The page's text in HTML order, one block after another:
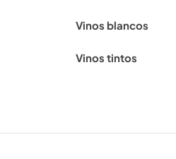
Vinos blancos
Vinos tintos